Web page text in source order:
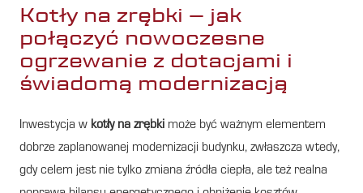
Kotły na zrębki – jak
połączyć nowoczesne
ogrzewanie z dotacjami i
świadomą modernizacją
Inwestycja w kotły na zrębki może być ważnym elementem
dobrze zaplanowanej modernizacji budynku, zwłaszcza wtedy,
gdy celem jest nie tylko zmiana źródła ciepła, ale też realna